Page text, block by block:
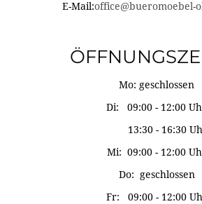
E-Mail:office@bueromoebel-
Mo: geschlossen
Di: 09:00 - 12:00
13:30 - 16:30
Mi: 09:00 - 12:00
Do: geschlossen
Fr: 09:00 - 12:00